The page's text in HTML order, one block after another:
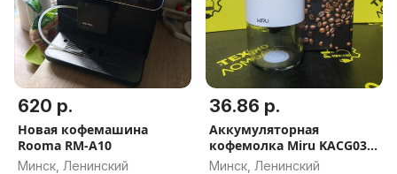
620 р.
Новая кофемашина
Rooma RM-A10
Минск, Ленинский
36.86 р.
Аккумуляторная
кофемолка Miru KACG03
(Арт.7/260199)
Минск, Ленинский